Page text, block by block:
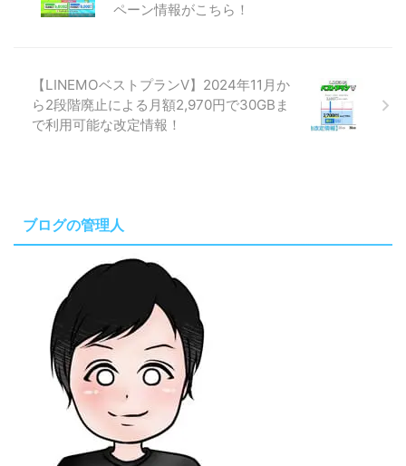
ペーン情報がこちら！
【LINEMOベストプランV】2024年11月か
ら2段階廃止による月額2,970円で30GBま
で利用可能な改定情報！
ブログの管理人